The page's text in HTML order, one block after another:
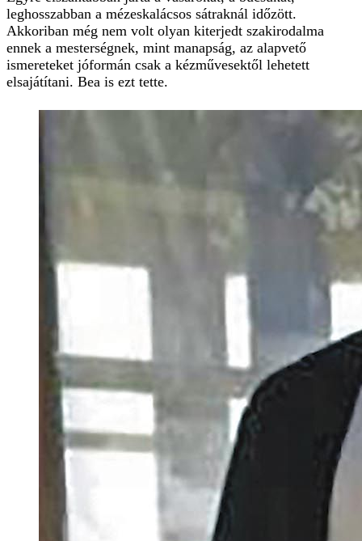
leghosszabban a mézeskalácsos sátraknál időzött.
Akkoriban még nem volt olyan kiterjedt szakirodalma
ennek a mesterségnek, mint manapság, az alapvető
ismereteket jóformán csak a kézművesektől lehetett
elsajátítani. Bea is ezt tette.